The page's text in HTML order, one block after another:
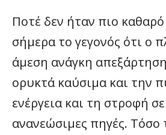
Ποτέ δεν ήταν πιο
σήμερα το γεγονός ότι ο
άμεση ανάγκη
ορυκτά καύσιμα και την
ενέργεια και τη στροφή
ανανεώσιμες πηγές. Τόσο